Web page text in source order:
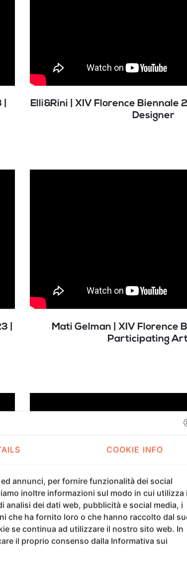
Elli&Rini | XIV Florence
Designer
|
Mati Gelman | XIV Florence
Participating
Mockinbird Studio | XIV
Participating
COOKIE INFO
annunci, per fornire funzionalità dei social
inoltre informazioni sul modo in cui utilizza
dei dati web, pubblicità e social media, i
che ha fornito loro o che hanno raccolto dal
se continua ad utilizzare il nostro sito web. In
il proprio consenso dalla Informativa sui